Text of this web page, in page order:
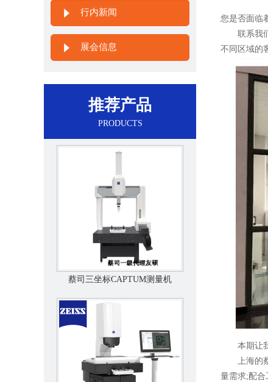
行内新闻
展会信息
推荐产品
PRODUCTS
蔡司三坐标CAPTUM测量机
您是否面临
联系我
不同区域的
本期让我
上海的蔡
量需求;配合